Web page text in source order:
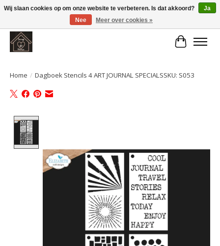
Large selection of products and fast shipping!
Home / Dagboek Stencils 4 ART JOURNAL SPECIALSSKU: S053
Wij slaan cookies op om onze website te verbeteren. Is dat akkoord?
Ja
Nee
Meer over cookies »